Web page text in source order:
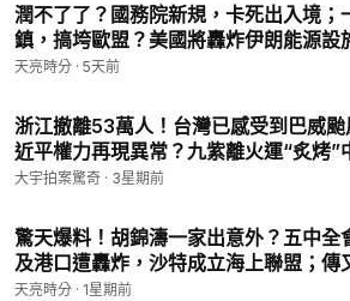
🔥‣‣購買《笑談風雲》和《中華文明史》電
s://tianliangalliance.org/product
​‣‣ 電報群組 ► https://t.me/
​‣‣ 推特 ►https://twitter.com/
‣‣ 臉書 ►
https://www.facebook.com/
潤不了了？國務院新規，卡死出入境；
鎮，搞垮歐盟？美國將轟炸伊朗能源設
清單(天亮論政第2059集 20260731)
天亮時分 · 5天前
浙江撤離53萬人！台灣已感受到巴威颱
近平權力再現異常？九紫離火運“炙烤”
回收，跟馬斯克的差距在哪？｜大宇拍
大宇拍案驚奇 · 3星期前
驚天爆料！胡錦濤一家出意外？五中全
及港口遭轟炸，沙特成立海上聯盟；傳
馬，劍指王岐山(天亮論政第2058集
天亮時分 · 1星期前